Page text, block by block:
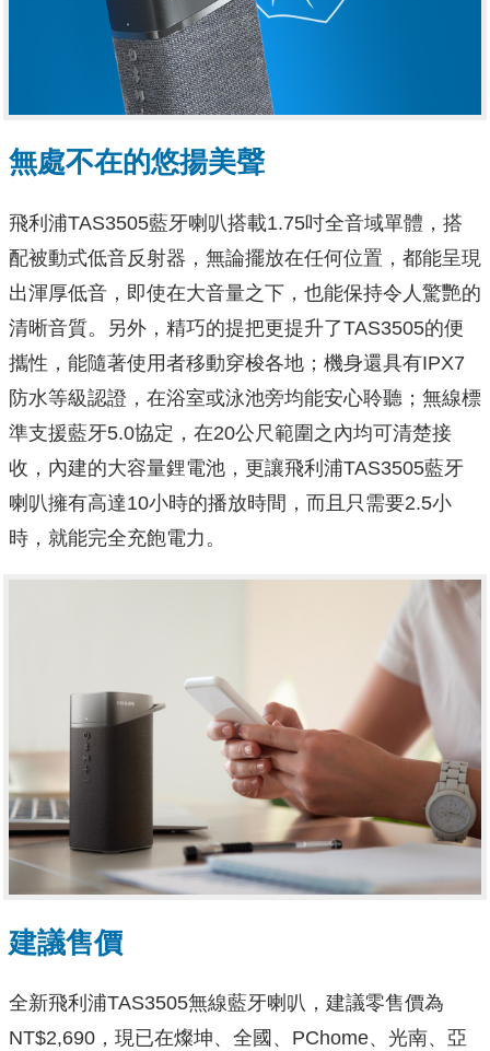
無處不在的悠揚美聲
飛利浦TAS3505藍牙喇叭搭載1.75吋全音域單體，搭
配被動式低音反射器，無論擺放在任何位置，都能呈現
出渾厚低音，即使在大音量之下，也能保持令人驚艷的
清晰音質。另外，精巧的提把更提升了TAS3505的便
攜性，能隨著使用者移動穿梭各地；機身還具有IPX7
防水等級認證，在浴室或泳池旁均能安心聆聽；無線標
準支援藍牙5.0協定，在20公尺範圍之內均可清楚接
收，內建的大容量鋰電池，更讓飛利浦TAS3505藍牙
喇叭擁有高達10小時的播放時間，而且只需要2.5小
時，就能完全充飽電力。
建議售價
全新飛利浦TAS3505無線藍牙喇叭，建議零售價為
NT$2,690，現已在燦坤、全國、PChome、光南、亞